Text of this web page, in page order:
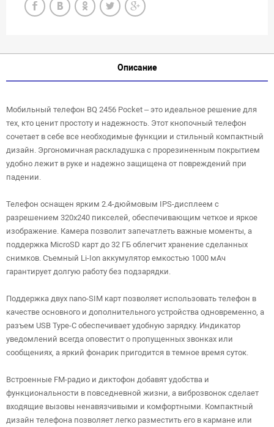
Описание
Мобильный телефон BQ 2456 Pocket – это идеальное решение для
тех, кто ценит простоту и надежность. Этот кнопочный телефон
сочетает в себе все необходимые функции и стильный компактный
дизайн. Эргономичная раскладушка с прорезиненным покрытием
удобно лежит в руке и надежно защищена от повреждений при
падении.
Телефон оснащен ярким 2.4-дюймовым IPS-дисплеем с
разрешением 320x240 пикселей, обеспечивающим четкое и яркое
изображение. Камера позволит запечатлеть важные моменты, а
поддержка MicroSD карт до 32 ГБ облегчит хранение сделанных
снимков. Съемный Li-Ion аккумулятор емкостью 1000 мАч
гарантирует долгую работу без подзарядки.
Поддержка двух nano-SIM карт позволяет использовать телефон в
качестве основного и дополнительного устройства одновременно, а
разъем USB Type-C обеспечивает удобную зарядку. Индикатор
уведомлений всегда оповестит о пропущенных звонках или
сообщениях, а яркий фонарик пригодится в темное время суток.
Встроенные FM-радио и диктофон добавят удобства и
функциональности в повседневной жизни, а виброзвонок сделает
входящие вызовы ненавязчивыми и комфортными. Компактный
дизайн телефона позволяет легко разместить его в кармане или